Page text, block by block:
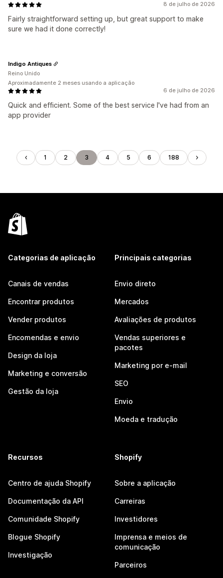
8 de julho de 2026
Fairly straightforward setting up, but great support to make
sure we had it done correctly!
6 de julho de 2026
Quick and efficient. Some of the best service I've had from an
app provider
Indigo Antiques
Reino Unido
Aproximadamente 2 meses usando a aplicação
1 2 3 4 5 6 188
Categorias de aplicação
Canais de vendas
Encontrar produtos
Vender produtos
Encomendas e envio
Design da loja
Marketing e conversão
Gestão da loja
Principais categorias
Envio direto
Mercados
Avaliações de produtos
Vendas superiores e
pacotes
Marketing por e-mail
SEO
Envio
Moeda e tradução
Recursos
Centro de ajuda Shopify
Documentação da API
Comunidade Shopify
Blogue Shopify
Investigação
Shopify
Sobre a aplicação
Carreiras
Investidores
Imprensa e meios de
comunicação
Parceiros